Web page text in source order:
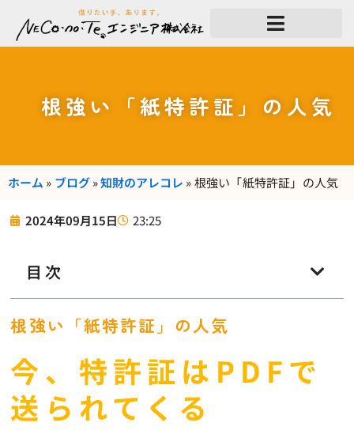
ス
根強い「紙特許証」の人気
ホーム » ブログ »知財のアレコレ »根強い「紙特許証」の人気
2024年09月15日 23:25
目次
根強い「紙特許証」の人気
今、特許証はPDFで
送られてくる